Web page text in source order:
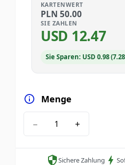
KARTENWERT
PLN 50.00
SIE ZAHLEN
USD 12.47
Sie Sparen: USD 0.98
Menge
− +
Sichere Zahlung